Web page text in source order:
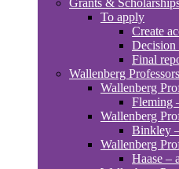
Grants &
To apply
Create
Decision
Final
Wallenberg
Wallenberg
Fleming
Wallenberg
Binkley
Wallenberg
Haase –